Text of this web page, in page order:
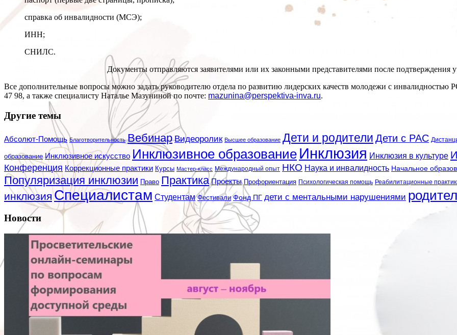
справка об инвалидности (МСЭ);
ИНН;
СНИЛС.
Документы отправляются заявителями или их законными представителями после подтверждения
Все дополнительные вопросы можно задать руководителю отдела по развитию лидерских качеств молодежи с
47 98, а также специалисту Наталье Мазуниной по почте: mazunina@perspektiva-inva.ru.
Другие темы
Абсолют-Помощь Благотворительность Вебинар Видеоролик Высшее образование Дети и родители Дети с РАС
образование Инклюзивное искусство Инклюзивное образование Инклюзия Инклюзия в культуре
Конференция Коррекционные практики Курсы Мастер-класс Международный опыт НКО Наука и инвалидность Начальное
Популяризация инклюзии Право Практика Проекты Профориентация Психологическая помощь Реабилитационные
инклюзия Специалистам Студентам Фестивали Фонд ПГ дети с ментальными нарушениями
Новости